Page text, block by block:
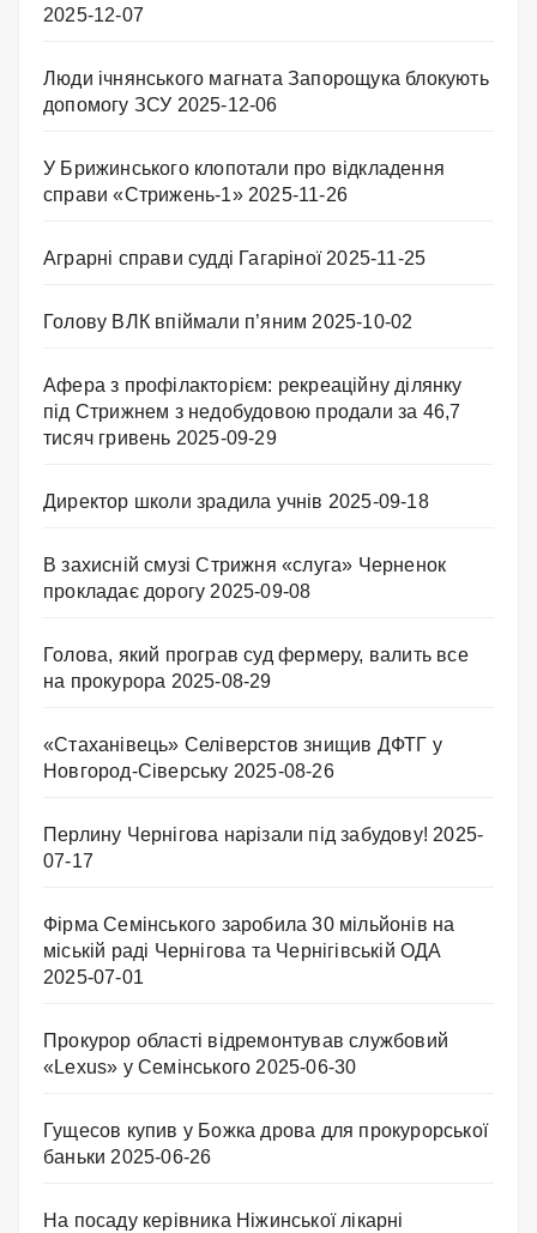
2025-12-07
Люди ічнянського магната Запорощука блокують
допомогу ЗСУ 2025-12-06
У Брижинського клопотали про відкладення
справи «Стрижень-1» 2025-11-26
Аграрні справи судді Гагаріної 2025-11-25
Голову ВЛК впіймали п’яним 2025-10-02
Афера з профілакторієм: рекреаційну ділянку
під Стрижнем з недобудовою продали за 46,7
тисяч гривень 2025-09-29
Директор школи зрадила учнів 2025-09-18
В захисній смузі Стрижня «слуга» Черненок
прокладає дорогу 2025-09-08
Голова, який програв суд фермеру, валить все
на прокурора 2025-08-29
«Стаханівець» Селіверстов знищив ДФТГ у
Новгород-Сіверську 2025-08-26
Перлину Чернігова нарізали під забудову! 2025-
07-17
Фірма Семінського заробила 30 мільйонів на
міській раді Чернігова та Чернігівській ОДА
2025-07-01
Прокурор області відремонтував службовий
«Lexus» у Семінського 2025-06-30
Гущесов купив у Божка дрова для прокурорської
баньки 2025-06-26
На посаду керівника Ніжинської лікарні